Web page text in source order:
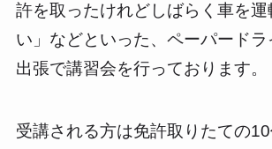
許を取ったけれどしばらく車を運
い」などといった、ペーパードラ
出張で講習会を行っております。
受講される方は免許取りたての